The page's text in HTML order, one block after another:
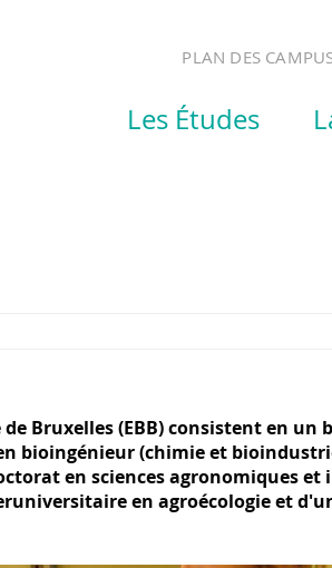
PLAN DES
Les Études
Bruxelles (EBB) consistent en un
bioingénieur (chimie et
en sciences agronomiques et
en agroécologie et